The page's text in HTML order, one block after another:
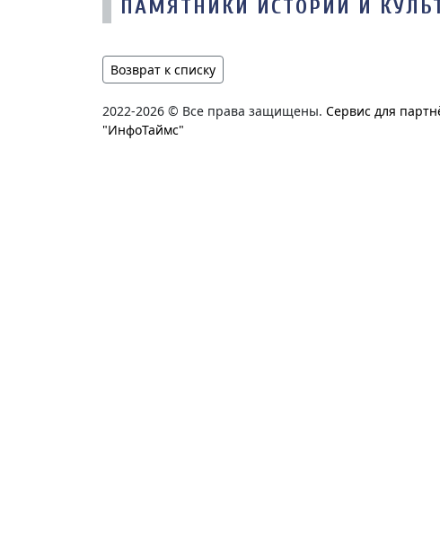
ПАМЯТНИКИ ИСТОРИИ И
Возврат к списку
2022-2026 © Все права защищены. Сервис для
"ИнфоТаймс"